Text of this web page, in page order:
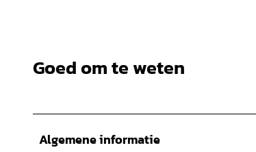
Goed om te weten
Algemene informatie